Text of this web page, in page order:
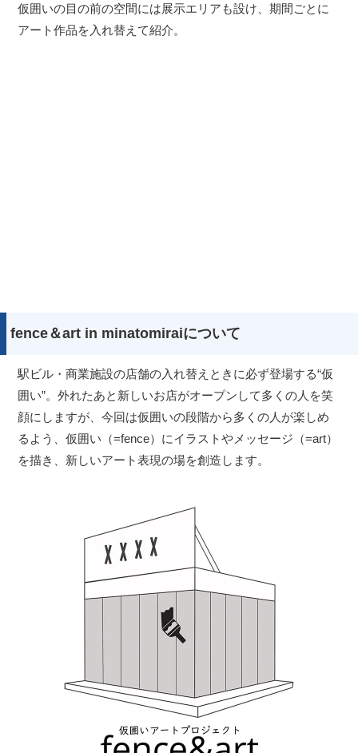
仮囲いの⽬の前の空間には展示エリアも設け、期間ごとに
アート作品を⼊れ替えて紹介。
fence＆art in minatomiraiについて
駅ビル・商業施設の店舗の入れ替えときに必ず登場する“仮
囲い”。外れたあと新しいお店がオープンして多くの人を笑
顔にしますが、今回は仮囲いの段階から多くの人が楽しめ
るよう、仮囲い（=fence）にイラストやメッセージ（=art）
を描き、新しいアート表現の場を創造します。